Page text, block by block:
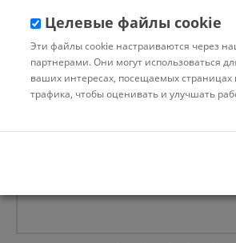
Целевые файлы cookie
Эти файлы cookie настраиваются через
партнерами. Они могут использоваться
ваших интересах, посещаемых страницах
трафика, чтобы оценивать и улучшать